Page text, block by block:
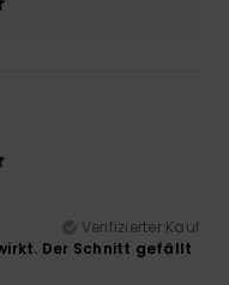
Verifizierter Kauf
Der Schnitt gefällt